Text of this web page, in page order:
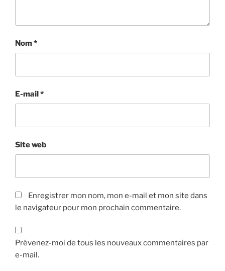
Nom*
E-mail*
Site web
Enregistrer mon nom, mon e-mail et mon site dans
le navigateur pour mon prochain commentaire.
Prévenez-moi de tous les nouveaux commentaires par
e-mail.